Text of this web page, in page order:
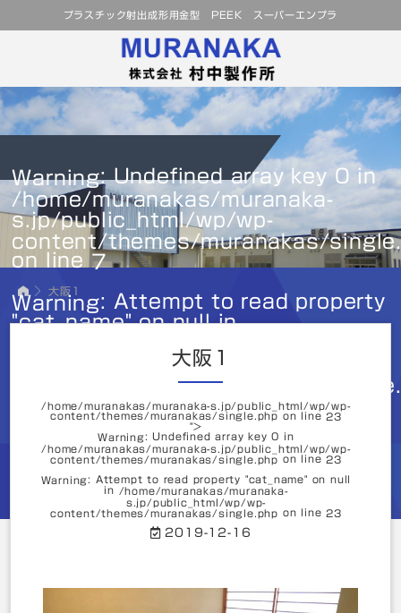
プラスチック射出成形用金型 PEEK スーパーエンプラ
Warning: Undefined array key 0 in
/home/muranakas/muranaka-
s.jp/public_html/wp/wp-
content/themes/muranakas/
on line 7
Warning: Attempt to read property
"cat_name" on null in
/home/muranakas/muranaka-
s.jp/public_html/wp/wp-
content/themes/muranakas/
on line7
: Undefined array key 0 in
/home/muranakas/muranaka-
s.jp/public_html/wp/wp-
content/themes/muranakas/single.phpon line7
Warning: Attempt to read property "slug" on null in
/home/muranakas/muranaka-
s.jp/public_html/wp/wp-
大阪1
大阪1
/home/muranakas/muranaka-s.jp/public_html/wp/wp-
content/themes/muranakas/single.php on line 23
">
Warning: Undefined array key 0 in
/home/muranakas/muranaka-s.jp/public_html/wp/wp-
content/themes/muranakas/single.php on line 23
Warning: Attempt to read property "cat_name" on null
in
/home/muranakas/muranaka-
s.jp/public_html/wp/wp-
content/themes/muranakas/single.php on line 23
2019-12-16